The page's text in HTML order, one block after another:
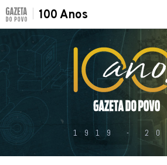
100 Anos
1919 -